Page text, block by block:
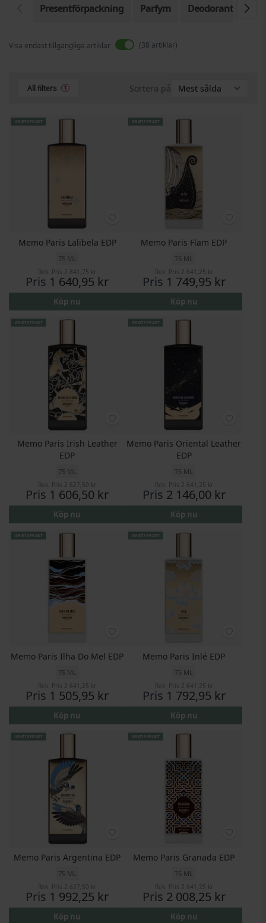
Presentförpackning Parfym Deodorant
Visa endast tillgängliga artiklar 38 artiklar
All filters 1 Sortera på
GRATIS FRAKT
Memo Paris Lalibela EDP
75 ML
Rek. Pris 2 841,75 kr
Pris 1 640,95 kr
Köp nu
GRATIS FRAKT
Memo Paris Flam EDP
75 ML
Rek. Pris 2 641,25 kr
Pris 1 749,95 kr
Köp nu
GRATIS FRAKT
Memo Paris Irish Leather
EDP
75 ML
Rek. Pris 2 627,50 kr
Pris 1 606,50 kr
Köp nu
GRATIS FRAKT
Memo Paris Oriental Leather
EDP
75 ML
Rek. Pris 2 641,25 kr
Pris 2 146,00 kr
Köp nu
GRATIS FRAKT
Memo Paris Ilha Do Mel EDP
75 ML
Rek. Pris 2 641,25 kr
Pris 1 505,95 kr
Köp nu
GRATIS FRAKT
Memo Paris Inlé EDP
75 ML
Rek. Pris 2 641,25 kr
Pris 1 792,95 kr
Köp nu
GRATIS FRAKT
Memo Paris Argentina EDP
75 ML
Rek. Pris 2 627,50 kr
Pris 1 992,25 kr
Köp nu
GRATIS FRAKT
Memo Paris Granada EDP
75 ML
Rek. Pris 2 641,25 kr
Pris 2 008,25 kr
Köp nu